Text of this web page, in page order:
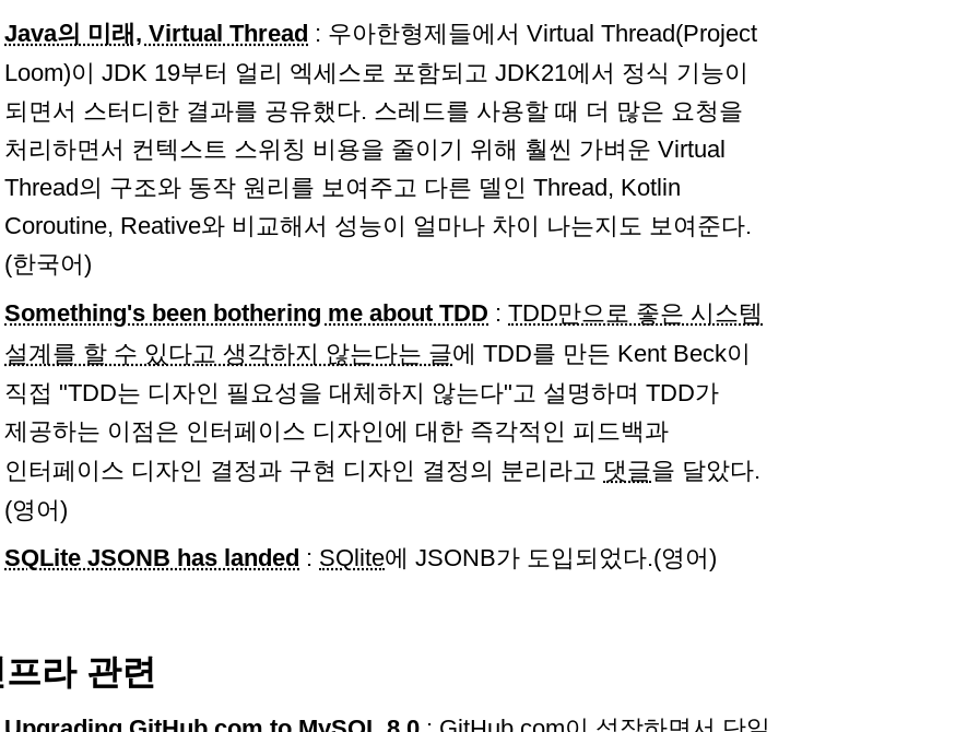
Java의 미래, Virtual Thread : 우아한형제들에서 Virtual Thread(Project
Loom)이 JDK 19부터 얼리 엑세스로 포함되고 JDK21에서 정식 기능이
되면서 스터디한 결과를 공유했다. 스레드를 사용할 때 더 많은 요청을
처리하면서 컨텍스트 스위칭 비용을 줄이기 위해 훨씬 가벼운 Virtual
Thread의 구조와 동작 원리를 보여주고 다른 델인 Thread, Kotlin
Coroutine, Reative와 비교해서 성능이 얼마나 차이 나는지도 보여준다.
(한국어)
Something's been bothering me about TDD : TDD만으로 좋은 시스템
설계를 할 수 있다고 생각하지 않는다는 글에 TDD를 만든 Kent Beck이
직접 "TDD는 디자인 필요성을 대체하지 않는다"고 설명하며 TDD가
제공하는 이점은 인터페이스 디자인에 대한 즉각적인 피드백과
인터페이스 디자인 결정과 구현 디자인 결정의 분리라고 댓글을 달았다.
(영어)
SQLite JSONB has landed : SQlite에 JSONB가 도입되었다.(영어)
라 관련